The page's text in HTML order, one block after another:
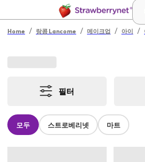
Home / 랑콤 Lancome / 메이크업 / 아이 /
필터
모두 스트로베리넷 마트